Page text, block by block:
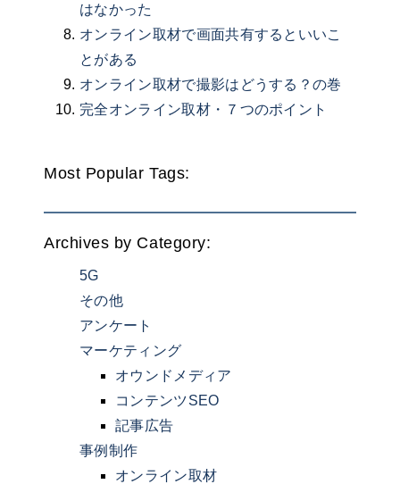
はなかった
オンライン取材で画面共有するといいこ
とがある
オンライン取材で撮影はどうする？の巻
完全オンライン取材・７つのポイント
Most Popular Tags:
Archives by Category:
5G
その他
アンケート
マーケティング
オウンドメディア
コンテンツSEO
記事広告
事例制作
オンライン取材